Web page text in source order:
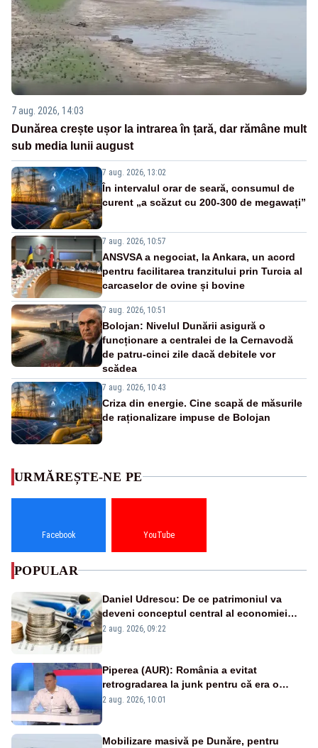
7 aug. 2026, 14:03
Dunărea crește ușor la intrarea în țară, dar rămâne mult
sub media lunii august
7 aug. 2026, 13:02
În intervalul orar de seară, consumul de
curent „a scăzut cu 200-300 de megawați”
7 aug. 2026, 10:57
ANSVSA a negociat, la Ankara, un acord
pentru facilitarea tranzitului prin Turcia al
carcaselor de ovine și bovine
7 aug. 2026, 10:51
Bolojan: Nivelul Dunării asigură o
funcționare a centralei de la Cernavodă
de patru-cinci zile dacă debitele vor
scădea
7 aug. 2026, 10:43
Criza din energie. Cine scapă de măsurile
de raționalizare impuse de Bolojan
URMĂREȘTE-NE PE
Facebook YouTube
POPULAR
Daniel Udrescu: De ce patrimoniul va
deveni conceptul central al economiei
viitoare?
2 aug. 2026, 09:22
Piperea (AUR): România a evitat
retrogradarea la junk pentru că era o
catastrofă pentru bănci și fondurile de
2 aug. 2026, 10:01
Mobilizare masivă pe Dunăre, pentru